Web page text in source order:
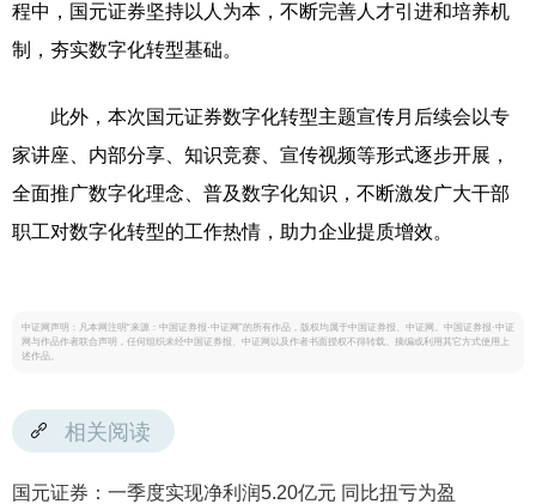
程中，国元证券坚持以人为本，不断完善人才引进和培养机
制，夯实数字化转型基础。
此外，本次国元证券数字化转型主题宣传月后续会以专
家讲座、内部分享、知识竞赛、宣传视频等形式逐步开展，
全面推广数字化理念、普及数字化知识，不断激发广大干部
职工对数字化转型的工作热情，助力企业提质增效。
中证网声明：凡本网注明“来源：中国证券报·中证网”的所有作品，版权均属于中国证券报、中证网。中国证券报·中证
网与作品作者联合声明，任何组织未经中国证券报、中证网以及作者书面授权不得转载、摘编或利用其它方式使用上
述作品。
相关阅读
国元证券：一季度实现净利润5.20亿元 同比扭亏为盈